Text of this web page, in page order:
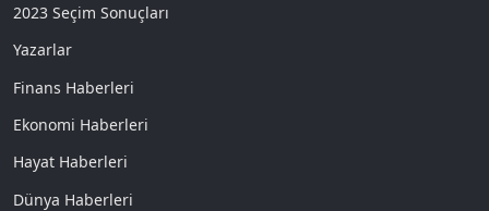
2023 Seçim Sonuçları
Yazarlar
Finans Haberleri
Ekonomi Haberleri
Hayat Haberleri
Dünya Haberleri